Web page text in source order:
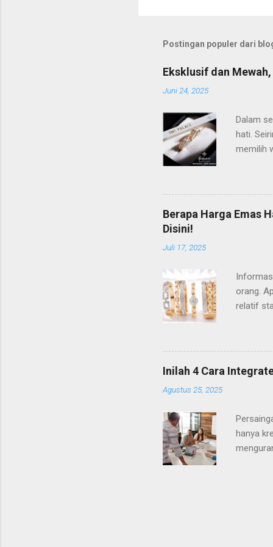
Postingan populer dari
Eksklusif dan
Juni 24, 2025
Dalam
hati.
memilih
dengan
Berapa Harga Emas
Disini!
Juli 17, 2025
orang.
relatif
Adapun
fondasi
emas
Inilah 4 Cara
Agustus 25, 2025
hanya